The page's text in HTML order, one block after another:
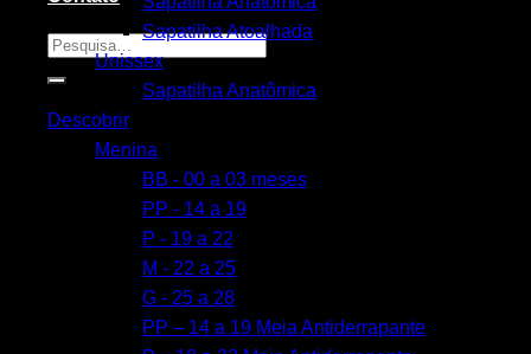
Pesquisar
por:
Sapatilha Atoalhada
Unissex
Sapatilha Anatômica
Descobrir
Menina
BB - 00 a 03 meses
PP - 14 a 19
P - 19 a 22
M - 22 a 25
G - 25 a 28
PP – 14 a 19 Meia Antiderrapante